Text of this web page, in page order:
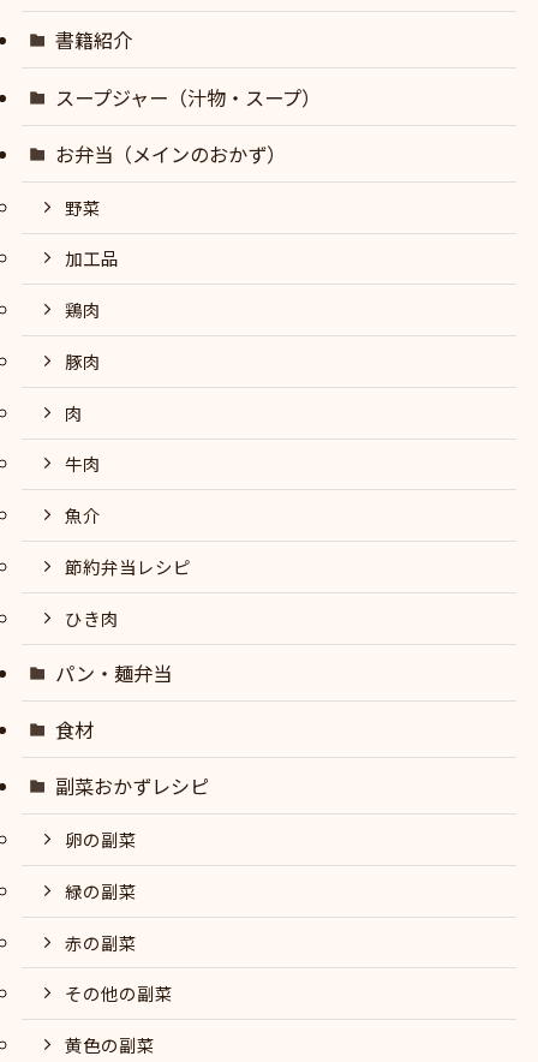
書籍紹介
スープジャー（汁物・スープ）
お弁当（メインのおかず）
野菜
加工品
鶏肉
豚肉
肉
牛肉
魚介
節約弁当レシピ
ひき肉
パン・麺弁当
食材
副菜おかずレシピ
卵の副菜
緑の副菜
赤の副菜
その他の副菜
黄色の副菜